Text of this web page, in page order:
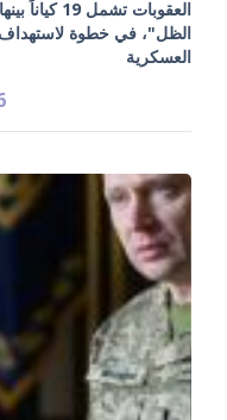
الظل"، في خطوة لاستهداف
العسكرية